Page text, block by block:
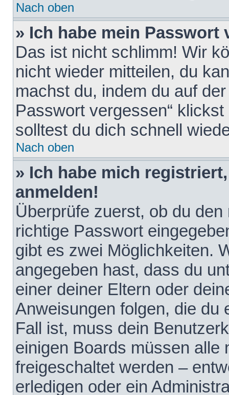
Nach oben
» Ich habe mein Passwort
Das ist nicht schlimm! Wir
nicht wieder mitteilen, du
machst du, indem du auf
Passwort vergessen“
solltest du dich schnell
Nach oben
» Ich habe mich
anmelden!
Überprüfe zuerst, ob du
richtige Passwort
gibt es zwei Möglichkeiten.
angegeben hast, dass du
einer deiner Eltern oder
Anweisungen folgen, die du
Fall ist, muss dein
einigen Boards müssen alle
freigeschaltet werden –
erledigen oder ein